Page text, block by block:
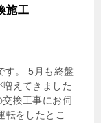
施工
す。 5月も終盤
えてきました
換工事にお伺
転をしたとこ